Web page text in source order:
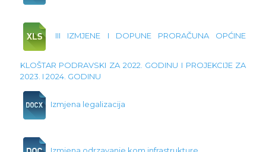
III IZMJENE I DOPUNE PRORAČUNA OPĆINE
KLOŠTAR PODRAVSKI ZA 2022. GODINU I PROJEKCIJE ZA
2023. I 2024. GODINU
Izmjena legalizacija